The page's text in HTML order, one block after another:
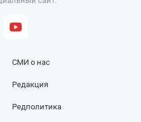
СМИ о нас
Редакция
Редполитика